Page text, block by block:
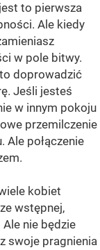
to pierwsza
Ale kiedy
w pole bitwy.
doprowadzić
Jeśli jesteś
w innym pokoju
przemilczenie
Ale połączenie
kobiet
wstępnej,
nie będzie
swoje pragnienia